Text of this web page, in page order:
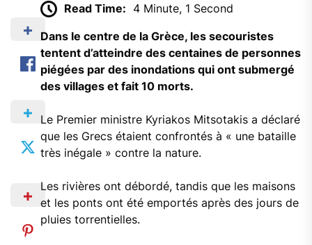
Read Time: 4 Minute, 1 Second
Dans le centre de la Grèce, les secouristes
tentent d’atteindre des centaines de personnes
piégées par des inondations qui ont submergé
des villages et fait 10 morts.
Le Premier ministre Kyriakos Mitsotakis a déclaré
que les Grecs étaient confrontés à « une bataille
très inégale » contre la nature.
Les rivières ont débordé, tandis que les maisons
et les ponts ont été emportés après des jours de
pluies torrentielles.